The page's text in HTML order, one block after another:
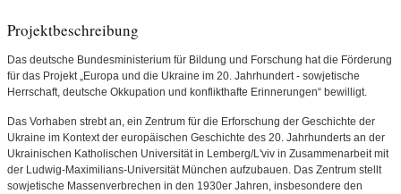
Projektbeschreibung
Das deutsche Bundesministerium für Bildung und Forschung hat die Förderung
für das Projekt „Europa und die Ukraine im 20. Jahrhundert - sowjetische
Herrschaft, deutsche Okkupation und konflikthafte Erinnerungen“ bewilligt.
Das Vorhaben strebt an, ein Zentrum für die Erforschung der Geschichte der
Ukraine im Kontext der europäischen Geschichte des 20. Jahrhunderts an der
Ukrainischen Katholischen Universität in Lemberg/L'viv in Zusammenarbeit mit
der Ludwig-Maximilians-Universität München aufzubauen. Das Zentrum stellt
sowjetische Massenverbrechen in den 1930er Jahren, insbesondere den